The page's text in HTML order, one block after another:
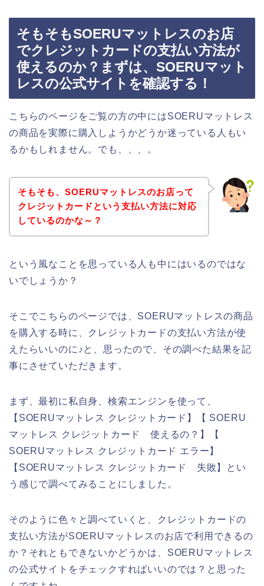
そもそもSOERUマットレスのお店
でクレジットカードの支払い方法が
使えるのか？まずは、SOERUマット
レスの公式サイトを確認する！
こちらのページをご覧の方の中にはSOERUマットレス
の商品を実際に購入しようかどうか迷っている人もい
るかもしれません。でも、、、。
そもそも、SOERUマットレスのお店って
クレジットカードという支払い方法に対応
しているのかな～？
という風なことを思っている人も中にはいるのではな
いでしょうか？
そこでこちらのページでは、SOERUマットレスの商品
を購入する時に、クレジットカードの支払い方法が使
えたらいいのに♪と、思ったので、その調べた結果を記
事にさせていただきます。
まず、最初に私自身、検索エンジンを使って、
【SOERUマットレス クレジットカード】【 SOERU
マットレス クレジットカード 使えるの？】【
SOERUマットレス クレジットカード エラー】
【SOERUマットレス クレジットカード 失敗】とい
う感じで調べてみることにしました。
そのように色々と調べていくと、クレジットカードの
支払い方法がSOERUマットレスのお店で利用できるの
か？それともできないかどうかは、SOERUマットレス
の公式サイトをチェックすればいいのでは？と思った